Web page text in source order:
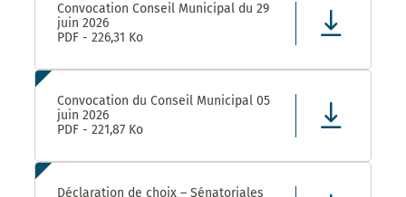
Convocation Conseil Municipal du 29
juin 2026
PDF - 226,31 Ko
Convocation du Conseil Municipal 05
juin 2026
PDF - 221,87 Ko
Déclaration de choix – Sénatoriales